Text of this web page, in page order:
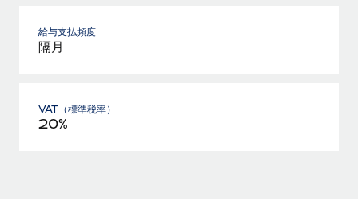
給与支払頻度
隔月
VAT（標準税率）
20%